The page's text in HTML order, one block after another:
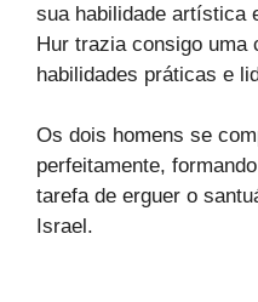
sua habilidade artística
Hur trazia consigo uma
habilidades práticas e
Os dois homens se
perfeitamente,
tarefa de erguer o
Israel.